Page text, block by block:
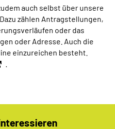
auch selbst über unsere
zählen Antragstellungen,
oder das
oder Adresse. Auch die
einzureichen besteht.